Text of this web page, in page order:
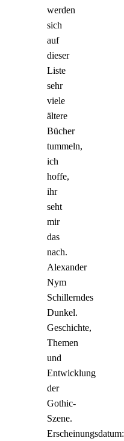
werden
sich
auf
dieser
Liste
sehr
viele
ältere
Bücher
tummeln,
ich
hoffe,
ihr
seht
mir
das
nach.
Alexander
Nym
Schillerndes
Dunkel.
Geschichte,
Themen
und
Entwicklung
der
Gothic-
Szene.
Erscheinungsdatum: